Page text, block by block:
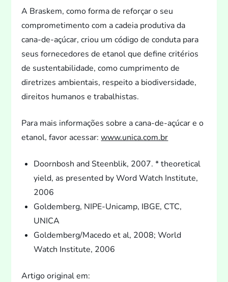
A Braskem, como forma de reforçar o seu
comprometimento com a cadeia produtiva da
cana-de-açúcar, criou um código de conduta para
seus fornecedores de etanol que define critérios
de sustentabilidade, como cumprimento de
diretrizes ambientais, respeito a biodiversidade,
direitos humanos e trabalhistas.
Para mais informações sobre a cana-de-açúcar e o
etanol, favor acessar:www.unica.com.br
Doornbosh and Steenblik, 2007. * theoretical
yield, as presented by Word Watch Institute,
2006
Goldemberg, NIPE-Unicamp, IBGE, CTC,
UNICA
Goldemberg/Macedo et al, 2008; World
Watch Institute, 2006
Artigo original em: